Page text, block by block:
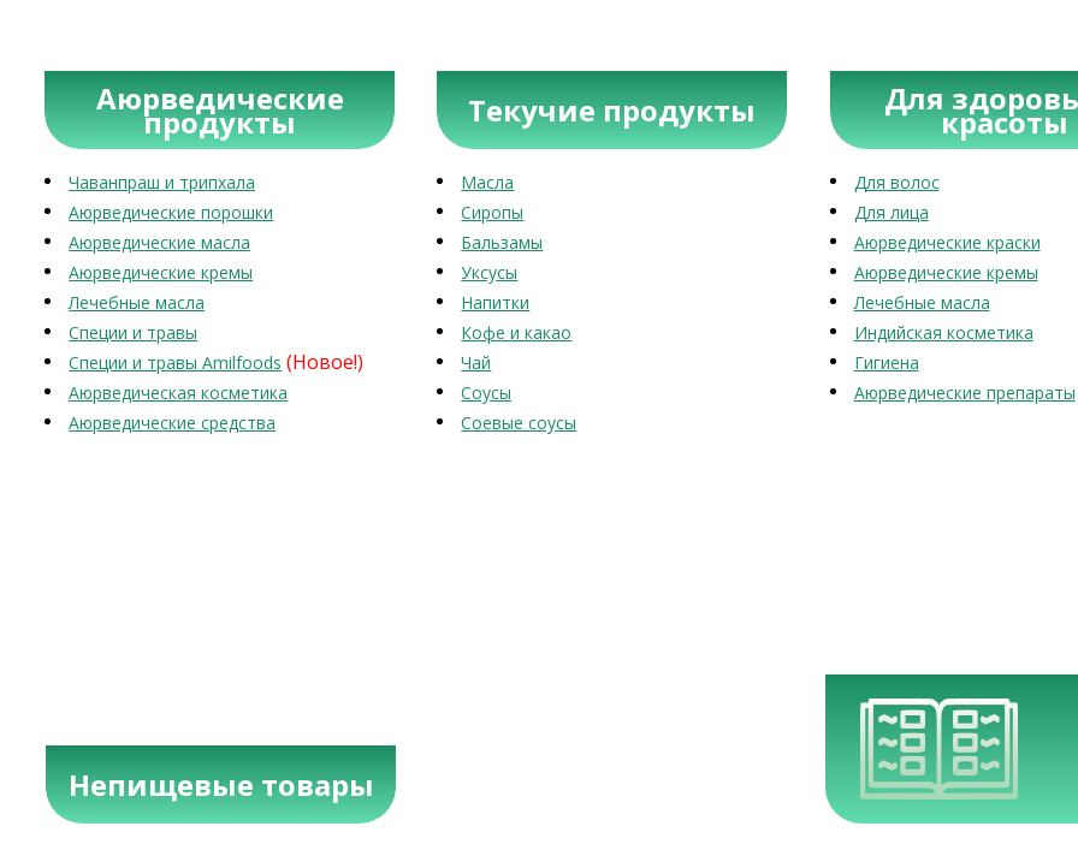
Аюрведические
продукты
Чаванпраш и трипхала
Аюрведические порошки
Аюрведические масла
Аюрведические кремы
Лечебные масла
Специи и травы
Специи и травы Amilfoods (Новое!)
Аюрведическая косметика
Аюрведические средства
Текучие продукты
Масла
Сиропы
Бальзамы
Уксусы
Напитки
Кофе и какао
Чай
Соусы
Соевые соусы
Для
красоты
Для волос
Для лица
Аюрведические краски
Аюрведические кремы
Лечебные масла
Индийская косметика
Гигиена
Аюрведические препараты
Непищевые товары